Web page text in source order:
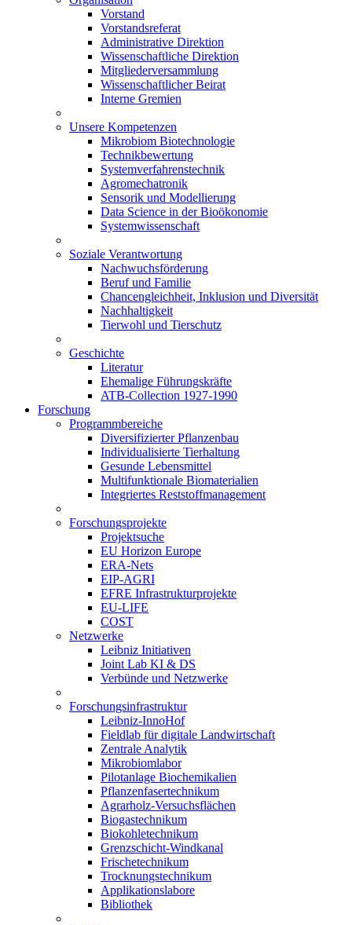
Vorstand
Vorstandsreferat
Administrative Direktion
Wissenschaftliche Direktion
Mitgliederversammlung
Wissenschaftlicher Beirat
Interne Gremien
Unsere Kompetenzen
Mikrobiom Biotechnologie
Technikbewertung
Systemverfahrenstechnik
Agromechatronik
Sensorik und Modellierung
Data Science in der Bioökonomie
Systemwissenschaft
Soziale Verantwortung
Nachwuchsförderung
Beruf und Familie
Chancengleichheit, Inklusion und Diversität
Nachhaltigkeit
Tierwohl und Tierschutz
Geschichte
Literatur
Ehemalige Führungskräfte
ATB-Collection 1927-1990
Forschung
Programmbereiche
Diversifizierter Pflanzenbau
Individualisierte Tierhaltung
Gesunde Lebensmittel
Multifunktionale Biomaterialien
Integriertes Reststoffmanagement
Forschungsprojekte
Projektsuche
EU Horizon Europe
ERA-Nets
EIP-AGRI
EFRE Infrastrukturprojekte
EU-LIFE
COST
Netzwerke
Leibniz Initiativen
Joint Lab KI & DS
Verbünde und Netzwerke
Forschungsinfrastruktur
Leibniz-InnoHof
Fieldlab für digitale Landwirtschaft
Zentrale Analytik
Mikrobiomlabor
Pilotanlage Biochemikalien
Pflanzenfasertechnikum
Agrarholz-Versuchsflächen
Biogastechnikum
Biokohletechnikum
Grenzschicht-Windkanal
Frischetechnikum
Trocknungstechnikum
Applikationslabore
Bibliothek